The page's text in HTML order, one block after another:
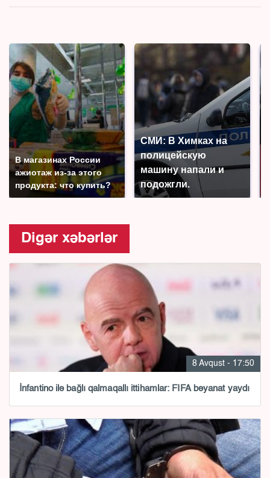
В магазинах России
ажиотаж из-за этого
продукта: что купить?
СМИ: В Химках на
полицейскую
машину напали и
подожгли.
Digər xəbərlər
8 Avqust - 17:50
İnfantino ilə bağlı qalmaqallı ittihamlar: FIFA bəyanat yaydı